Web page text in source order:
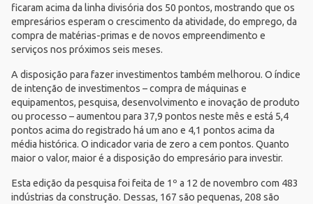
ficaram acima da linha divisória dos 50 pontos, mostrando que os
empresários esperam o crescimento da atividade, do emprego, da
compra de matérias-primas e de novos empreendimento e
serviços nos próximos seis meses.
A disposição para fazer investimentos também melhorou. O índice
de intenção de investimentos – compra de máquinas e
equipamentos, pesquisa, desenvolvimento e inovação de produto
ou processo – aumentou para 37,9 pontos neste mês e está 5,4
pontos acima do registrado há um ano e 4,1 pontos acima da
média histórica. O indicador varia de zero a cem pontos. Quanto
maior o valor, maior é a disposição do empresário para investir.
Esta edição da pesquisa foi feita de 1º a 12 de novembro com 483
indústrias da construção. Dessas, 167 são pequenas, 208 são